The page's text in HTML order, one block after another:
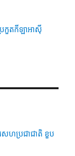
រកួតកីឡាអាស៊ី
សហប្រជាជាតិ ខួប